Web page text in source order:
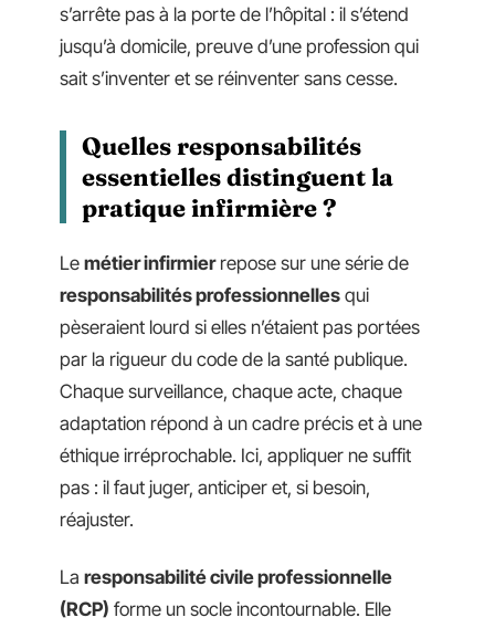
s’arrête pas à la porte de l’hôpital : il s’étend
jusqu’à domicile, preuve d’une profession qui
sait s’inventer et se réinventer sans cesse.
Quelles responsabilités
essentielles distinguent la
pratique infirmière ?
Le métier infirmierrepose sur une série de
responsabilités professionnelles qui
pèseraient lourd si elles n’étaient pas portées
par la rigueur du code de la santé publique.
Chaque surveillance, chaque acte, chaque
adaptation répond à un cadre précis et à une
éthique irréprochable. Ici, appliquer ne suffit
pas : il faut juger, anticiper et, si besoin,
réajuster.
La responsabilité civile professionnelle
(RCP) forme un socle incontournable. Elle